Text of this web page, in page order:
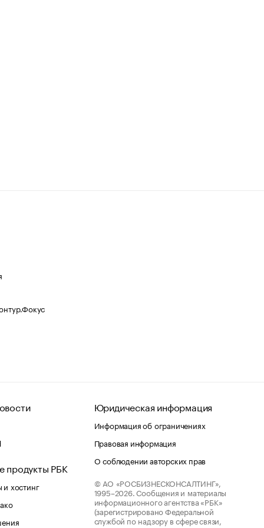
продукты РБК
хостинг
Юридическая информация
Информация об ограничениях
Правовая информация
О соблюдении авторских прав
© АО «РОСБИЗНЕСКОНСАЛТИНГ»,
1995–2026. Сообщения и материалы
информационного агентства «РБК»
(зарегистрировано Федеральной
службой по надзору в сфере связи,